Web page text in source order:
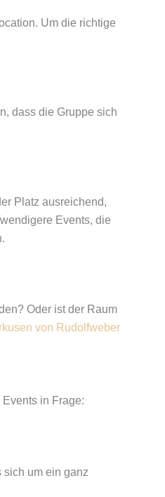
Um die richtige
dass die Gruppe sich
Platz ausreichend,
Events, die
Oder ist der Raum
von Rudolfweber
in Frage:
sich um ein ganz